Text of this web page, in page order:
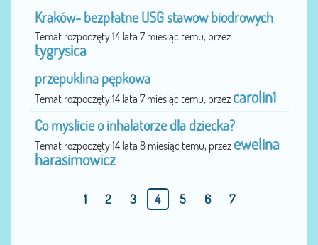
Kraków- bezpłatne USG stawow biodrowych
Temat rozpoczęty 14 lata 7 miesiąc temu, przez
tygrysica
przepuklina pępkowa
Temat rozpoczęty 14 lata 7 miesiąc temu, przez carolin1
Co myslicie o inhalatorze dla dziecka?
Temat rozpoczęty 14 lata 8 miesiąc temu, przez ewelina
harasimowicz
1 2 3 4 5 6 7